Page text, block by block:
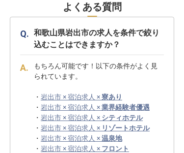
よくある質問
和歌山県岩出市の求人を条件で絞り
込むことはできますか？
もちろん可能です！以下の条件がよく見
られています。
・ 岩出市 × 宿泊求人 ×寮あり
・ 岩出市 × 宿泊求人 ×業界経験者優遇
・ 岩出市 × 宿泊求人 × シティホテル
・ 岩出市 × 宿泊求人 × リゾートホテル
・ 岩出市 × 宿泊求人 ×温泉地
・ 岩出市 × 宿泊求人 × フロント